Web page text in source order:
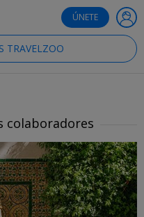
ÚNETE
TRAVELZOO
colaboradores